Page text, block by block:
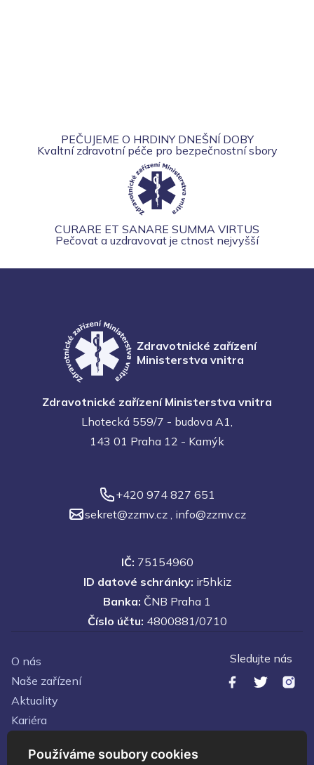
Používáme soubory cookies
PEČUJEME O HRDINY DNEŠNÍ DOBY
Kvaltní zdravotní péče pro bezpečnostní sbory
CURARE ET SANARE SUMMA VIRTUS
Pečovat a uzdravovat je ctnost nejvyšší
Zdravotnické zařízení
Ministerstva vnitra
Zdravotnické zařízení Ministerstva vnitra
Lhotecká 559/7 - budova A1,
143 01 Praha 12 - Kamýk
+420 974 827 651
sekret@zzmv.cz , info@zzmv.cz
IČ: 75154960
ID datové schránky: ir5hkiz
Banka: ČNB Praha 1
Číslo účtu: 4800881/0710
O nás
Naše zařízení
Aktuality
Kariéra
Sledujte nás